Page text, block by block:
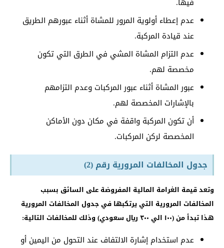
عدم إعطاء أولوية المرور للمشاة أثناء عبورهم الطريق
عند قيادة المركبة.
عدم التزام المشاة المشي في الطرق التي تكون
مخصصة لهم.
عبور المشاة أثناء عبور المركبات وعدم التزامهم
بالإشارات المخصصة لهم.
أن تكون المركبة واقفة في مكان دون الأماكن
المخصصة لركن المركبات.
جدول المخالفات المرورية رقم (2)
وتعد قيمة الغرامة المالية المفروضة على السائق بسبب
المخالفات المرورية التي يرتكبها في جدول المخالفات المرورية
هذا تبدأ من (١٠٠ الي ٣٠٠ ريال سعودي) وذلك للمخالفات التالية:
عدم استخدام إشارة الالتفاف عند التحول من اليمين أو